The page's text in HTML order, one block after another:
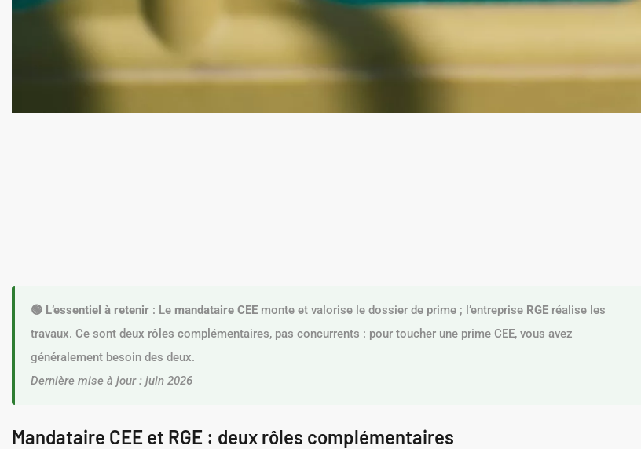
🟢 L’essentiel à retenir : Le mandataire CEE monte et valorise le dossier de prime ; l’entreprise RGE réalise les
travaux. Ce sont deux rôles complémentaires, pas concurrents : pour toucher une prime CEE, vous avez
généralement besoin des deux.
Dernière mise à jour : juin 2026
Mandataire CEE et RGE : deux rôles complémentaires